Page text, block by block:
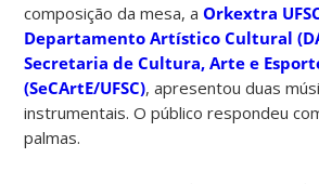
composição da mesa, aOrkextra
Departamento Artístico Cultural
Secretaria de Cultura, Arte e
(SeCArtE/UFSC), apresentou duas
instrumentais. O público respondeu
palmas.